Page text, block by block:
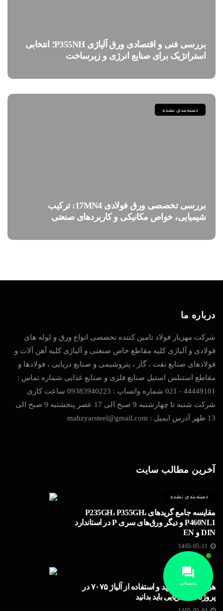
بررسی فنی و اقتصادی ورق آلیاژی P355NH؛ انتخابی
استراتژیک برای صنایع انرژی و زیرساخت
دسته‌بندی نشده
بررسی تخصصی ورق فولادی 17MN4: ترکیب
شیمیایی، خواص مکانیکی و کاربردهای صنعتی
درباره ما
شرکت مهزیار فولاد تامین کننده تخصصی انواع ورق و لوله های
فولادی و آلیاژی کلیه مقاطع خاص صنعتی و آلیاژی کلیه آهن آلات و
فولادهای صنایع نفت ، گاز ، پتروشیمی و صنایع دریایی ، فولادها و
مقاطع استنلس استیل صنایع فلزی و صنایع غذایی شماره تماس :
44449101 - 021 شماره واتساپ : 09383940223 ساعت کاری
شرکت شنبه تا چهارشنبه 9 صبح الی 17 عصر پنجشنبه 9 صبح الی
13 ظهر آدرس ایمیل : mahzyarsteel@gmail.com
آخرین مطالب سایت
دسته‌بندی نشده
مقایسه جامع گریدهای P235GH، P355GH،
P460NL1 و دیگر ورق‌های سری P در استاندارد
DIN و EN
1405-05-11
دسته‌بندی نشده
هر آنچه برای خرید و استفاده از آلیاژ ۷۰۷۵ در
پروژه های دریایی باید بدانید
پشتیبانی